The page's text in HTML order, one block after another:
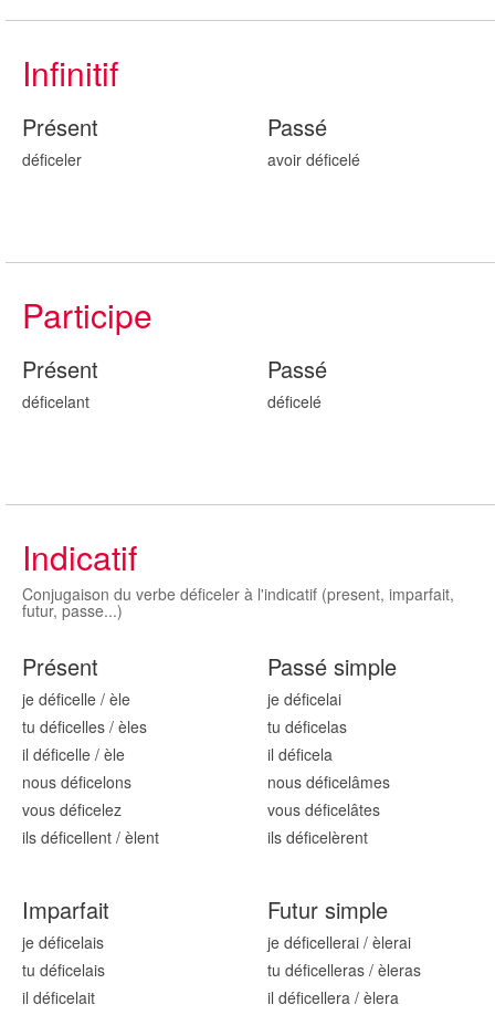
Infinitif
Présent
déficeler
Passé
avoir déficelé
Participe
Présent
déficelant
Passé
déficelé
Indicatif
Conjugaison du verbe déficeler à l'indicatif (present, imparfait,
futur, passe...)
Présent
je déficelle / èle
tu déficelles / èles
il déficelle / èle
nous déficelons
vous déficelez
ils déficellent / èlent
Passé simple
je déficelai
tu déficelas
il déficela
nous déficelâmes
vous déficelâtes
ils déficelèrent
Imparfait
je déficelais
tu déficelais
il déficelait
Futur simple
je déficellerai/ èlerai
tu déficelleras/ èleras
il déficellera/ èlera